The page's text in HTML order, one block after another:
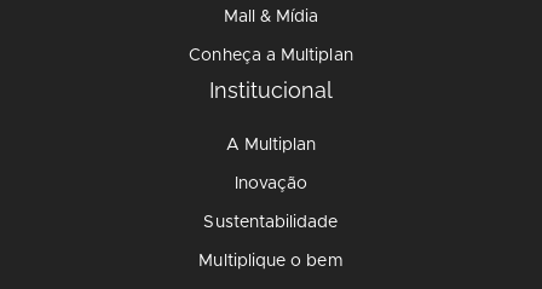
Mall & Mídia
Conheça a Multiplan
Institucional
A Multiplan
Inovação
Sustentabilidade
Multiplique o bem